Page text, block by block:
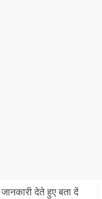
देते हुए बता दें